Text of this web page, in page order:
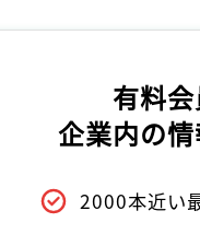
有料
企業内の
2000本近い